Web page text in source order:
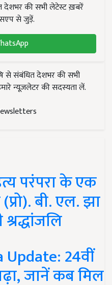
देशभर की सभी लेटेस्ट ख़बरें
से जुड़ें.
से संबंधित देशभर की सभी
न्यूज़लेटर की सदस्यता लें.
परंपरा के एक
बी. एल. झा
Update: 24वीं
जानें कब मिल